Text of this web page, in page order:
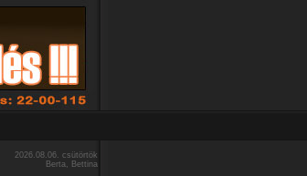
2026.08.06. csütörtök
Berta, Bettina